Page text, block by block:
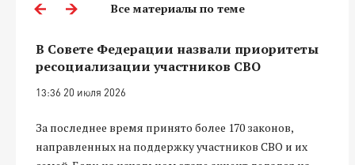
Все материалы по теме
В Совете Федерации назвали приоритеты
ресоциализации участников СВО
13:36 20 июля 2026
За последнее время принято более 170 законов,
направленных на поддержку участников СВО и их